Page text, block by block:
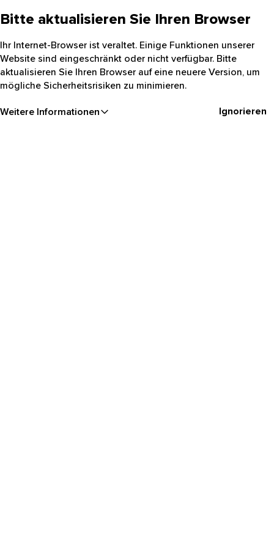
Bitte aktualisieren Sie Ihren Browser
Ihr Internet-Browser ist veraltet. Einige Funktionen unserer
Website sind eingeschränkt oder nicht verfügbar. Bitte
aktualisieren Sie Ihren Browser auf eine neuere Version, um
mögliche Sicherheitsrisiken zu minimieren.
Weitere Informationen Ignorieren